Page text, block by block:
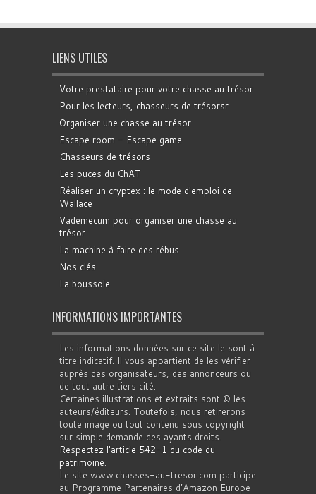
LIENS UTILES
Votre prestataire pour votre chasse au trésor
Pour les lecteurs, chasseurs de trésorsr
Organiser une chasse au trésor
Escape room - Escape game
Chasseurs de trésors
Les puces du ChAT
Réaliser un cryptex : le mode d'emploi de
Wallace
Vademecum pour organiser une chasse au
trésor
La machine à faire des rébus
Nos clés
La boussole
INFORMATIONS IMPORTANTES
Les informations données sur ce site le sont à
titre indicatif. Il vous appartient de les vérifier
auprès des organisateurs, des annonceurs ou
de tout autre tiers cité.
Certaines illustrations et extraits sont © les
auteurs/éditeurs. Toutefois, nous retirerons
toute image ou tout contenu sous copyright
sur simple demande des ayants droits.
Respectez l'article 542-1 du code du
patrimoine.
Le site www.chasses-au-tresor.com participe
au Programme Partenaires d’Amazon Europe